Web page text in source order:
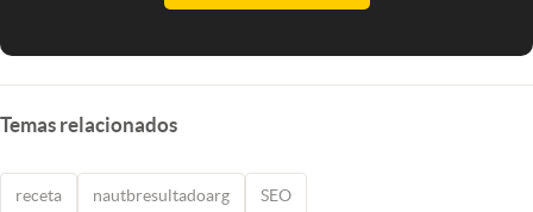
Temas relacionados
receta nautbresultadoarg SEO